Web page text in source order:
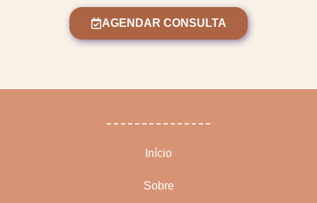
AGENDAR CONSULTA
Início
Sobre